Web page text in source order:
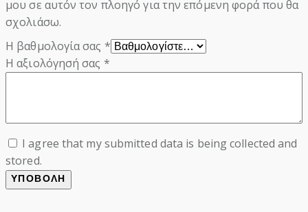
μου σε αυτόν τον πλοηγό για την επόμενη φορά που θα
σχολιάσω.
Η βαθμολογία σας *
Η αξιολόγησή σας *
I agree that my submitted data is being collected and
stored.